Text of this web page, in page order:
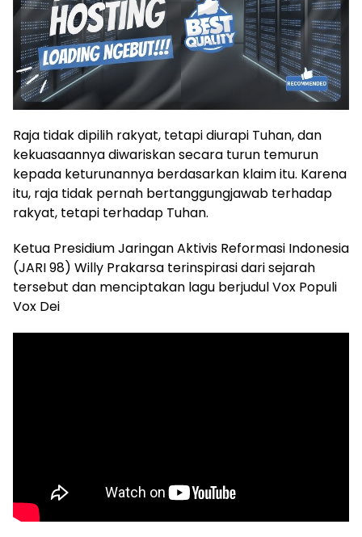
Raja tidak dipilih rakyat, tetapi diurapi Tuhan, dan
kekuasaannya diwariskan secara turun temurun
kepada keturunannya berdasarkan klaim itu. Karena
itu, raja tidak pernah bertanggungjawab terhadap
rakyat, tetapi terhadap Tuhan.
Ketua Presidium Jaringan Aktivis Reformasi Indonesia
(JARI 98) Willy Prakarsa terinspirasi dari sejarah
tersebut dan menciptakan lagu berjudul Vox Populi
Vox Dei